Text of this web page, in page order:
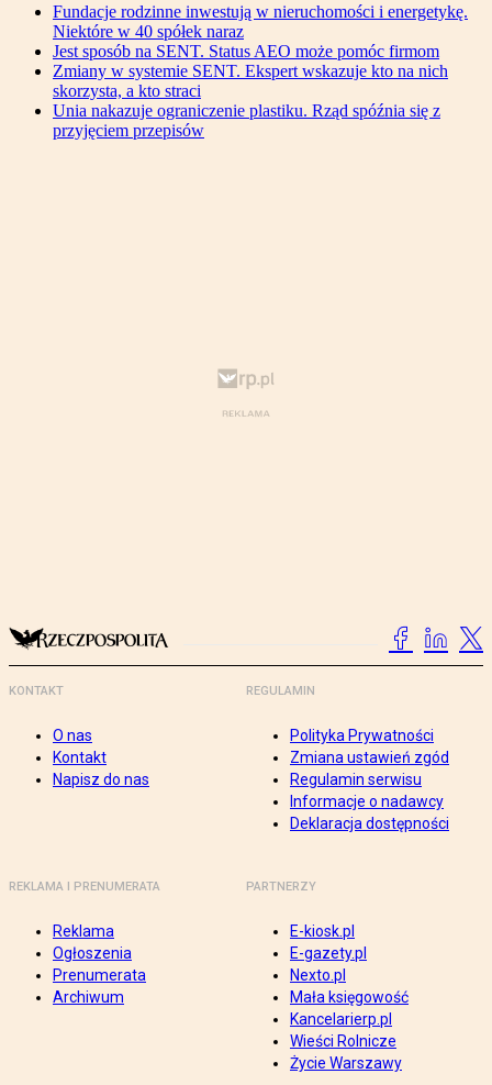
Fundacje rodzinne inwestują w nieruchomości i energetykę.
Niektóre w 40 spółek naraz
Jest sposób na SENT. Status AEO może pomóc firmom
Zmiany w systemie SENT. Ekspert wskazuje kto na nich
skorzysta, a kto straci
Unia nakazuje ograniczenie plastiku. Rząd spóźnia się z
przyjęciem przepisów
KONTAKT
O nas
Kontakt
Napisz do nas
REGULAMIN
Polityka Prywatności
Zmiana ustawień zgód
Regulamin serwisu
Informacje o nadawcy
Deklaracja dostępności
REKLAMA I PRENUMERATA
Reklama
Ogłoszenia
Prenumerata
Archiwum
PARTNERZY
E-kiosk.pl
E-gazety.pl
Nexto.pl
Mała księgowość
Kancelarierp.pl
Wieści Rolnicze
Życie Warszawy